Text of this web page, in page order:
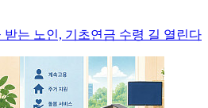
받는 노인, 기초연금 수령 길 열린다